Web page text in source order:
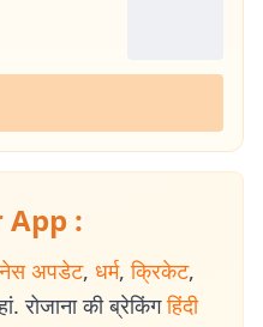
:
अपडेट, धर्म, क्रिकेट,
रोजाना की ब्रेकिंग हिंदी